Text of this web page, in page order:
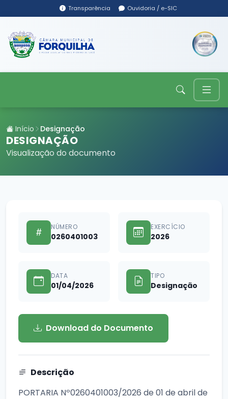
Transparência Ouvidoria / e-SIC
Início Designação
DESIGNAÇÃO
Visualização do documento
NÚMERO
0260401003
EXERCÍCIO
2026
DATA
01/04/2026
TIPO
Designação
Download do Documento
Descrição
PORTARIA Nº0260401003/2026 de 01 de abril de